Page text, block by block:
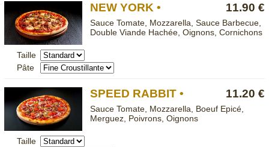
11.90 €
NEW YORK •
Sauce Tomate, Mozzarella, Sauce Barbecue,
Double Viande Hachée, Oignons, Cornichons
Taille
Pâte
11.20 €
SPEED RABBIT •
Sauce Tomate, Mozzarella, Boeuf Epicé,
Merguez, Poivrons, Oignons
Taille